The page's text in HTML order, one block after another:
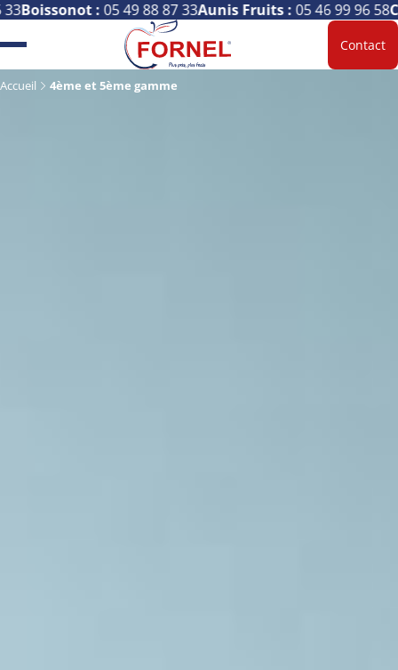
Boissonot :05 49 88 87 33Aunis Fruits :05 46 99 96 58
Contact
Accueil 4ème et 5ème gamme